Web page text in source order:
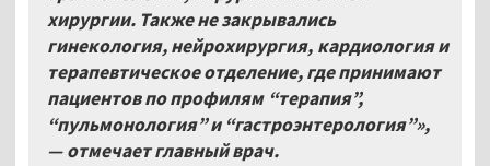
хирургии. Также не закрывались
гинекология,нейрохирургия, кардиология и
терапевтическое отделение, где принимают
пациентов по профилям “терапия”,
“пульмонология” и “гастроэнтерология”»,
— отмечает главный врач.